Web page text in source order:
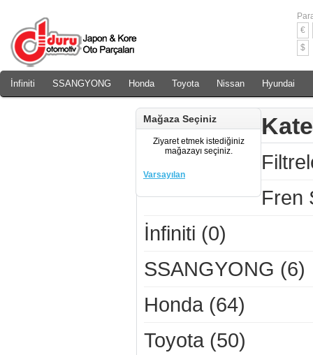
€
$
İnfiniti SSANGYONG Honda Toyota Nissan Hyundai
Mağaza Seçiniz
Ziyaret etmek istediğiniz
mağazayı seçiniz.
Varsayılan
Fren
İnfiniti (0)
SSANGYONG (6)
Honda (64)
Toyota (50)